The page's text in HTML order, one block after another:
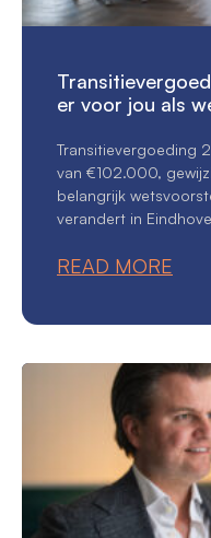
er voor jou als
Transitievergoeding
van €102.000,
belangrijk
verandert in
READ MORE